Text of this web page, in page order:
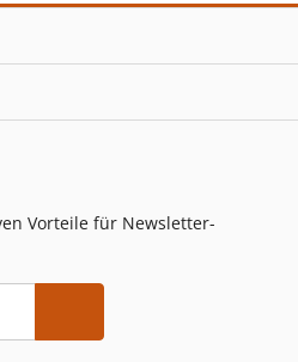
Vorteile für Newsletter-